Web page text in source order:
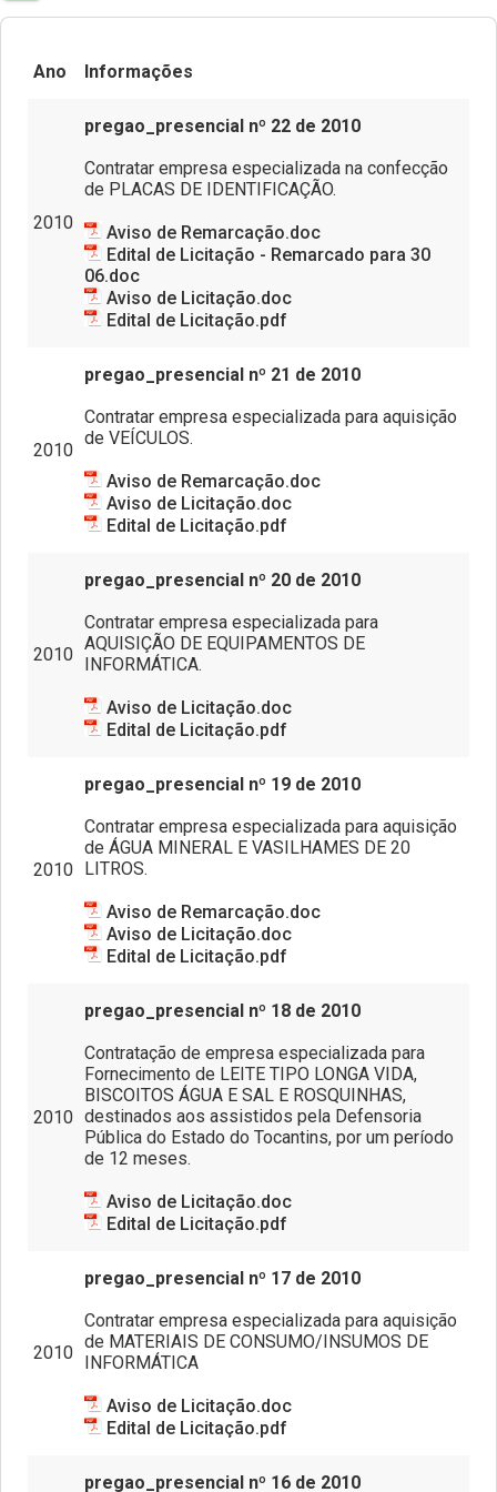
Documentos para posse
Resoluções
Portarias
Editais
Pautas de Julgamentos
Consulta de Precedentes
Revista Adsumus
Revista Arandu - Norteando Direitos
Contatos
Sobre o Site
Ano Informações
2010
pregao_presencial nº 22 de 2010
Contratar empresa especializada na confecção
de PLACAS DE IDENTIFICAÇÃO.
Aviso de Remarcação.doc
Edital de Licitação - Remarcado para 30
06.doc
Aviso de Licitação.doc
Edital de Licitação.pdf
2010
pregao_presencial nº 21 de 2010
Contratar empresa especializada para aquisição
de VEÍCULOS.
Aviso de Remarcação.doc
Aviso de Licitação.doc
Edital de Licitação.pdf
2010
pregao_presencial nº 20 de 2010
Contratar empresa especializada para
AQUISIÇÃO DE EQUIPAMENTOS DE
INFORMÁTICA.
Aviso de Licitação.doc
Edital de Licitação.pdf
2010
pregao_presencial nº 19 de 2010
Contratar empresa especializada para aquisição
de ÁGUA MINERAL E VASILHAMES DE 20
LITROS.
Aviso de Remarcação.doc
Aviso de Licitação.doc
Edital de Licitação.pdf
2010
pregao_presencial nº 18 de 2010
Contratação de empresa especializada para
Fornecimento de LEITE TIPO LONGA VIDA,
BISCOITOS ÁGUA E SAL E ROSQUINHAS,
destinados aos assistidos pela Defensoria
Pública do Estado do Tocantins, por um período
de 12 meses.
Aviso de Licitação.doc
Edital de Licitação.pdf
2010
pregao_presencial nº 17 de 2010
Contratar empresa especializada para aquisição
de MATERIAIS DE CONSUMO/INSUMOS DE
INFORMÁTICA
Aviso de Licitação.doc
Edital de Licitação.pdf
pregao_presencial nº 16 de 2010